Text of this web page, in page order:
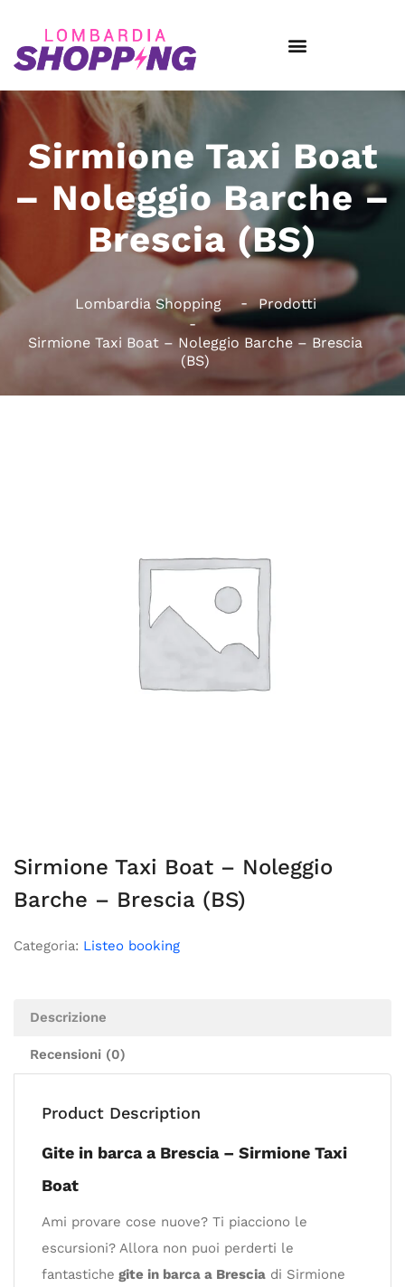
Sirmione Taxi Boat
– Noleggio Barche –
Brescia (BS)
Lombardia Shopping Prodotti
Sirmione Taxi Boat – Noleggio Barche – Brescia
(BS)
Sirmione Taxi Boat – Noleggio
Barche – Brescia (BS)
Categoria: Listeo booking
Descrizione
Recensioni (0)
Product Description
Gite in barca a Brescia – Sirmione Taxi
Boat
Ami provare cose nuove? Ti piacciono le
escursioni? Allora non puoi perderti le
fantastiche gite in barca a Brescia di Sirmione